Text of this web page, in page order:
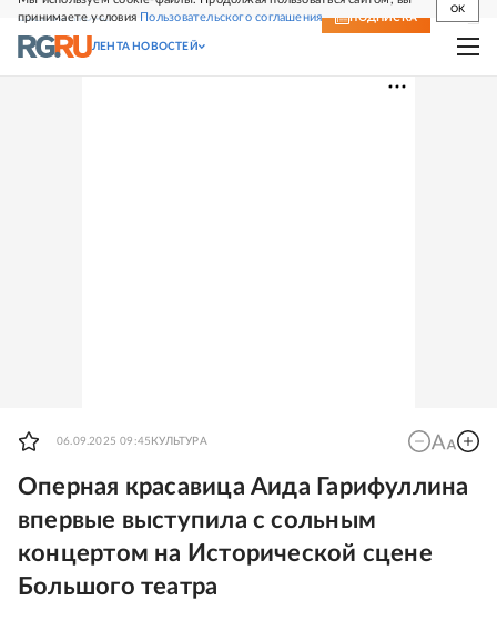
принимаете условия Пользовательского соглашения
OK
СВЕЖИЙ НОМЕР ПОДПИСКА
ЛЕНТА НОВОСТЕЙ
06.09.2025 09:45 КУЛЬТУРА
Оперная красавица Аида Гарифуллина
впервые выступила с сольным
концертом на Исторической сцене
Большого театра